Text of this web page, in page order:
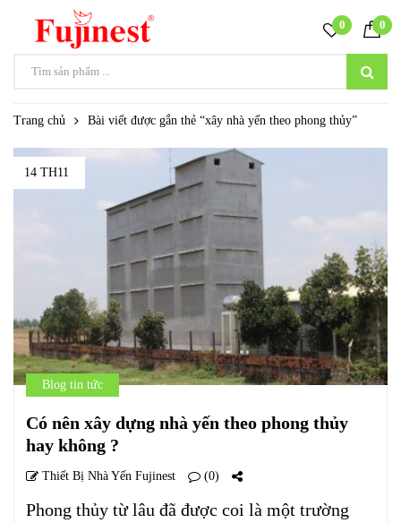
0 0
Trang chủ Bài viết được gắn thẻ “xây nhà yến theo phong thủy”
14 TH11
Blog tin tức
Có nên xây dựng nhà yến theo phong thủy
hay không ?
Thiết Bị Nhà Yến Fujinest (0)
Phong thủy từ lâu đã được coi là một trường